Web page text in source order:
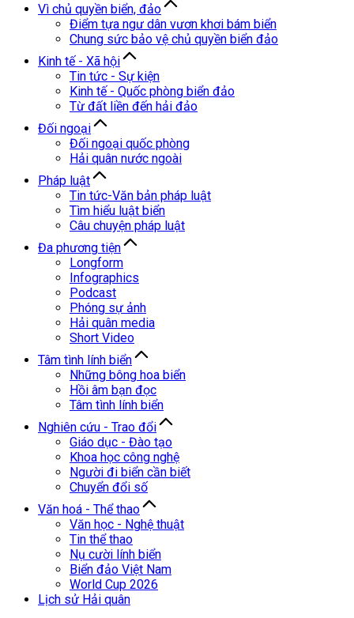
Vì chủ quyền biển, đảo
Điểm tựa ngư dân vươn khơi bám biển
Chung sức bảo vệ chủ quyền biển đảo
Kinh tế - Xã hội
Tin tức - Sự kiện
Kinh tế - Quốc phòng biển đảo
Từ đất liền đến hải đảo
Đối ngoại
Đối ngoại quốc phòng
Hải quân nước ngoài
Pháp luật
Tin tức-Văn bản pháp luật
Tìm hiểu luật biển
Câu chuyện pháp luật
Đa phương tiện
Longform
Infographics
Podcast
Phóng sự ảnh
Hải quân media
Short Video
Tâm tình lính biển
Những bông hoa biển
Hồi âm bạn đọc
Tâm tình lính biển
Nghiên cứu - Trao đổi
Giáo dục - Đào tạo
Khoa học công nghệ
Người đi biển cần biết
Chuyển đổi số
Văn hoá - Thể thao
Văn học - Nghệ thuật
Tin thể thao
Nụ cười lính biển
Biển đảo Việt Nam
World Cup 2026
Lịch sử Hải quân